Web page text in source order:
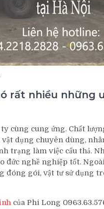
rất nhiều những
cùng cung ứng. Chất
dụng chuyên dùng,
trạng làm việc cẩu thả.
đức nghề nghiệp tốt.
đóng gói, vật tư sử dụng
của Phi Long